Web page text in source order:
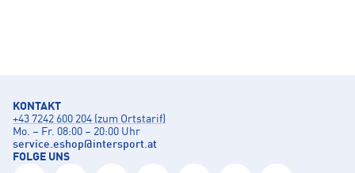
KONTAKT
+43 7242 600 204 (zum Ortstarif)
Mo. – Fr. 08:00 – 20:00 Uhr
service.eshop@intersport.at
FOLGE UNS